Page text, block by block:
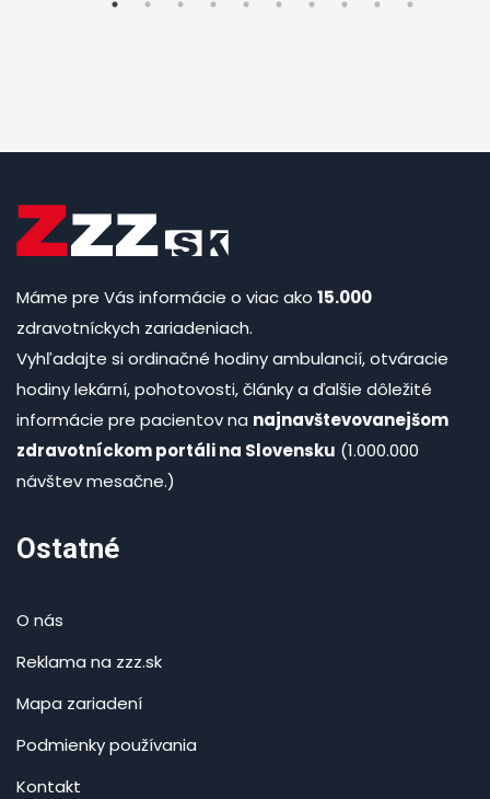
Máme pre Vás informácie o viac ako 15.000
zdravotníckych zariadeniach.
Vyhľadajte si ordinačné hodiny ambulancií, otváracie
hodiny lekární, pohotovosti, články a ďalšie dôležité
informácie pre pacientov na najnavštevovanejšom
zdravotníckom portáli na Slovensku (1.000.000
návštev mesačne.)
Ostatné
O nás
Reklama na zzz.sk
Mapa zariadení
Podmienky používania
Kontakt